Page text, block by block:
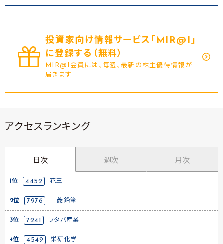
投資家向け情報サービス｢MIR@I｣
に登録する（無料）
MIR@I会員には、毎週、最新の株主優待情報が
届きます
アクセスランキング
日次 週次 月次
1位 4452 花王
2位 7976 三菱鉛筆
3位 7241 フタバ産業
4位 4549 栄研化学